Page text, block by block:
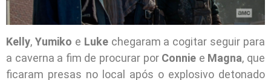
Kelly, Yumiko e Lukechegaram a cogitar seguir para
a caverna a fim de procurar por Connie e Magna, que
ficaram presas no local após o explosivo detonado